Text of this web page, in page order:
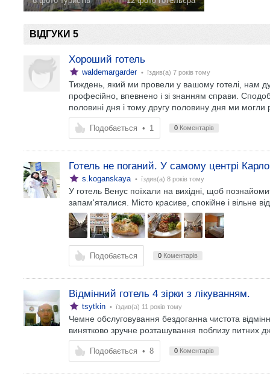
ВІДГУКИ 5
Хороший готель
waldemargarder • їздив(а) 7 років тому
Тиждень, який ми провели у вашому готелі, нам
професійно, впевнено і зі знанням справи.
половині дня і тому другу половину дня ми могли
Подобається • 1 0Коментарів
Готель не поганий. У самому центрі
s.koganskaya • їздив(а) 8 років тому
У готель Венус поїхали на вихідні, щоб
запам'яталися. Місто красиве, спокійне і вільне від
Подобається 0Коментарів
Відмінний готель 4 зірки з лікуванням.
tsytkin • їздив(а) 11 років тому
Чемне обслуговування бездоганна чистота
винятково зручне розташування поблизу питних
Подобається • 8 0Коментарів